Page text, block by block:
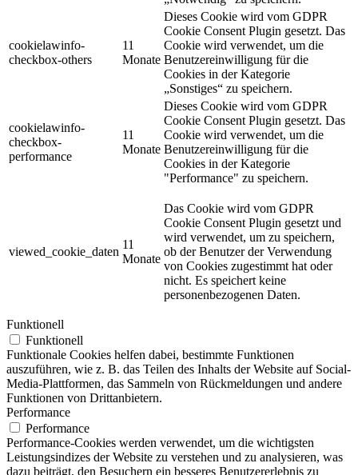
cookielawinfo-
checkbox-others
11
Monate
Dieses Cookie wird vom GDPR
Cookie Consent Plugin gesetzt. Das
Cookie wird verwendet, um die
Benutzereinwilligung für die
Cookies in der Kategorie
„Sonstiges“ zu speichern.
cookielawinfo-
checkbox-
performance
11
Monate
Dieses Cookie wird vom GDPR
Cookie Consent Plugin gesetzt. Das
Cookie wird verwendet, um die
Benutzereinwilligung für die
Cookies in der Kategorie
"Performance" zu speichern.
viewed_cookie_daten
11
Monate
Das Cookie wird vom GDPR
Cookie Consent Plugin gesetzt und
wird verwendet, um zu speichern,
ob der Benutzer der Verwendung
von Cookies zugestimmt hat oder
nicht. Es speichert keine
personenbezogenen Daten.
Funktionell
Funktionell
Funktionale Cookies helfen dabei, bestimmte Funktionen
auszuführen, wie z. B. das Teilen des Inhalts der Website auf Social-
Media-Plattformen, das Sammeln von Rückmeldungen und andere
Funktionen von Drittanbietern.
Performance
Performance
Performance-Cookies werden verwendet, um die wichtigsten
Leistungsindizes der Website zu verstehen und zu analysieren, was
dazu beiträgt, den Besuchern ein besseres Benutzererlebnis zu